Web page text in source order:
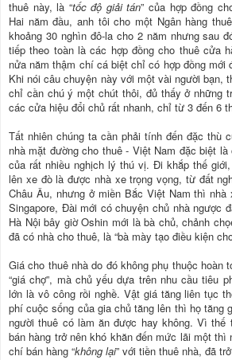
thuê này, là “tốc độ giải tán” của hợp đồng
Hai năm đầu, anh tôi cho một Ngân hàng
khoảng 30 nghìn đô-la cho 2 năm nhưng sau
tiếp theo toàn là các hợp đồng cho thuê cửa
nửa năm thậm chí cá biệt chỉ có hợp đồng mới
Khi nói câu chuyện này với một vài người bạn,
chỉ cần chú ý một chút thôi, đủ thấy ở những
các cửa hiệu đổi chủ rất nhanh, chỉ từ 3 đến 6
Tất nhiên chúng ta cần phải tính đến đặc thù
nhà mặt đường cho thuê - Việt Nam đặc biệt
của rất nhiều nghịch lý thú vị. Đi khắp thế
lên xe đò là được nhà xe trọng vọng, từ đất
Châu Âu, nhưng ở miền Bắc Việt Nam thì
Singapore, Đài mới có chuyện chủ nhà ngược
Hà Nội bây giờ Oshin mới là bà chủ, chảnh
đã có nhà cho thuê, là “bà mày tạo điều kiện
Giá cho thuê nhà do đó không phụ thuộc hoàn
“giá chợ”, mà chủ yếu dựa trên nhu cầu tiêu
lớn là vô công rồi nghề. Vật giá tăng liên tục
phí cuộc sống của gia chủ tăng lên thì họ tăng
người thuê có làm ăn được hay không. Vì thế
bán hàng trở nên khó khăn đến mức lãi một
chí bán hàng “không lại” với tiền thuê nhà, đã